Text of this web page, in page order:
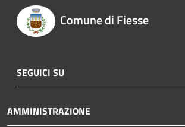
Comune di Fiesse
SEGUICI SU
AMMINISTRAZIONE